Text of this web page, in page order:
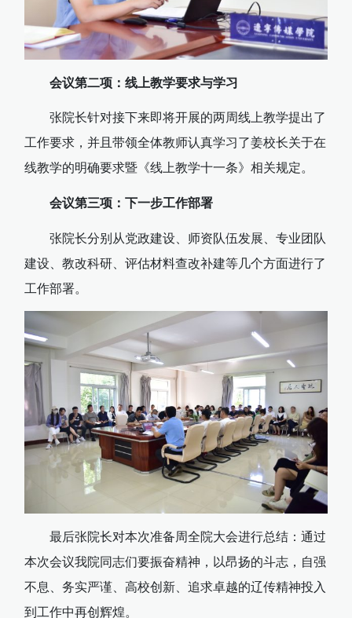
会议第二项：线上教学要求与学习
张院长针对接下来即将开展的两周线上教学提出了
工作要求，并且带领全体教师认真学习了姜校长关于在
线教学的明确要求暨《线上教学十一条》相关规定。
会议第三项：下一步工作部署
张院长分别从党政建设、师资队伍发展、专业团队
建设、教改科研、评估材料查改补建等几个方面进行了
工作部署。
最后张院长对本次准备周全院大会进行总结：通过
本次会议我院同志们要振奋精神，以昂扬的斗志，自强
不息、务实严谨、高校创新、追求卓越的辽传精神投入
到工作中再创辉煌。